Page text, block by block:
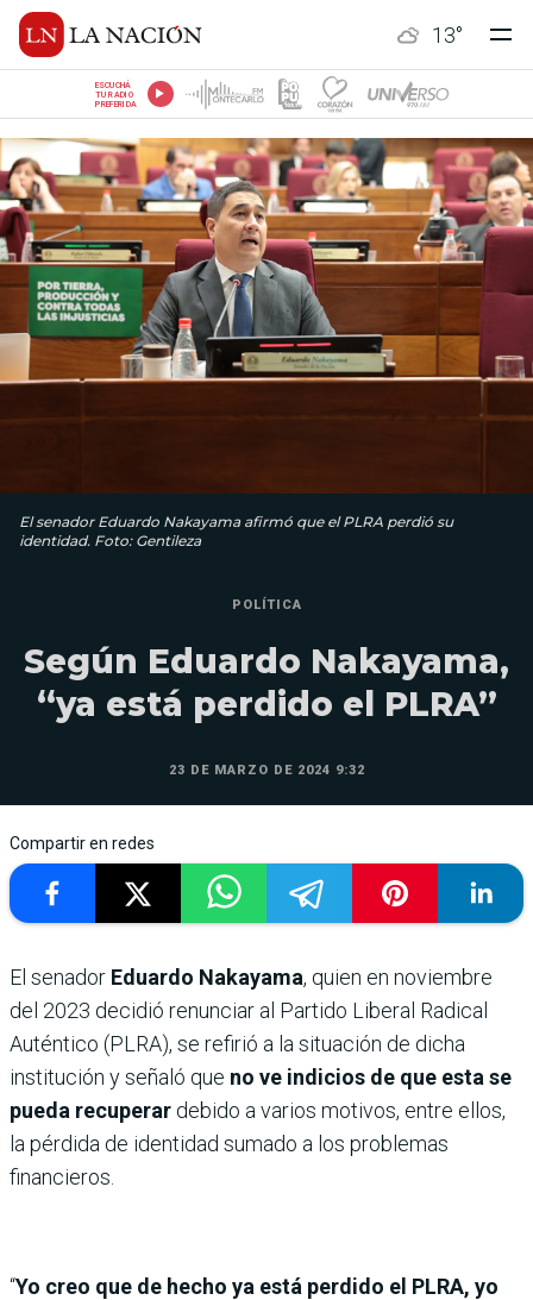
13°
ESCUCHÁ
TU RADIO
PREFERIDA
El senador Eduardo Nakayama afirmó que el PLRA perdió su
identidad. Foto: Gentileza
POLÍTICA
Según Eduardo Nakayama,
“ya está perdido el PLRA”
23 DE MARZO DE 2024 9:32
Compartir en redes
El senador Eduardo Nakayama, quien en noviembre
del 2023 decidió renunciar al Partido Liberal Radical
Auténtico (PLRA), se refirió a la situación de dicha
institución y señaló que no ve indicios de que esta se
pueda recuperar debido a varios motivos, entre ellos,
la pérdida de identidad sumado a los problemas
financieros.
“Yo creo que de hecho ya está perdido el PLRA, yo